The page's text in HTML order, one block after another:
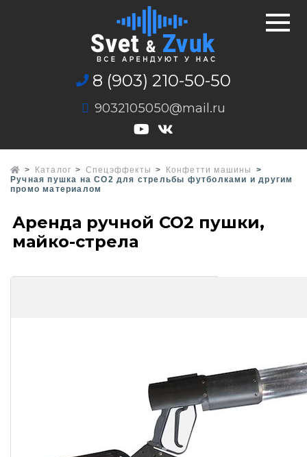
8 (903) 210-50-50
9032105050@mail.ru
Каталог Спецэффекты
Конфетти машины
Ручная пушка на СО2 для стрельбы футболками и другим
промо материалом
Аренда ручной СО2 пушки,
майко-стрела